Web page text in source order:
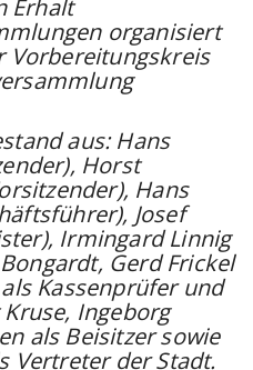
Erhalt
organisiert
Vorbereitungskreis
aus: Hans
Horst
Hans
Josef
Irmingard Linnig
Gerd Frickel
Kassenprüfer und
Ingeborg
als Beisitzer sowie
Vertreter der Stadt.